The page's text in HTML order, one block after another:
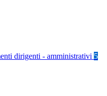
dirigenti - amministrativi 5